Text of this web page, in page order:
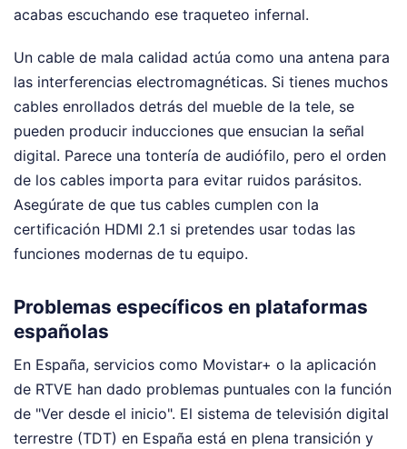
acabas escuchando ese traqueteo infernal.
Un cable de mala calidad actúa como una antena para
las interferencias electromagnéticas. Si tienes muchos
cables enrollados detrás del mueble de la tele, se
pueden producir inducciones que ensucian la señal
digital. Parece una tontería de audiófilo, pero el orden
de los cables importa para evitar ruidos parásitos.
Asegúrate de que tus cables cumplen con la
certificación HDMI 2.1 si pretendes usar todas las
funciones modernas de tu equipo.
Problemas específicos en plataformas
españolas
En España, servicios como Movistar+ o la aplicación
de RTVE han dado problemas puntuales con la función
de "Ver desde el inicio". El sistema de televisión digital
terrestre (TDT) en España está en plena transición y